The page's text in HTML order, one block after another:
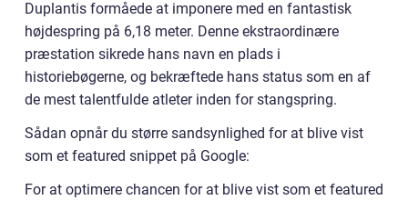
Duplantis formåede at imponere med en fantastisk
højdespring på 6,18 meter. Denne ekstraordinære
præstation sikrede hans navn en plads i
historiebøgerne, og bekræftede hans status som en af
de mest talentfulde atleter inden for stangspring.
Sådan opnår du større sandsynlighed for at blive vist
som et featured snippet på Google:
For at optimere chancen for at blive vist som et featured